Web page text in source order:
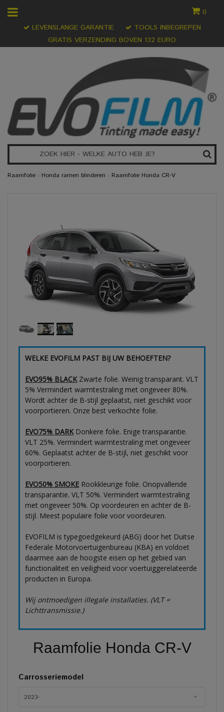
0
GRATIS VERZENDING BOVEN 132 EURO
LEVENSLANGE GARANTIE TOOLS INBEGREPEN
Raamfolie › Honda ramen blinderen › Raamfolie Honda CR-V
WELKE EVOFILM PAST BIJ UW BEHOEFTEN?
EVO95% BLACKZwarte folie. Weinig transparant. VLT
5% Vermindert warmtestraling met ongeveer 80%.
Wordt achter de B-stijl geplaatst, niet geschikt voor
voorportieren. Onze best verkochte folie.
EVO75% DARKDonkere folie. Enige transparantie.
VLT 25%. Vermindert warmtestraling met ongeveer
60%. Geplaatst achter de B-stijl, niet geschikt voor
voorportieren.
EVO50% SMOKE Rookkleurige folie. Onopvallende
transparantie. VLT 50%. Vermindert warmtestraling
met ongeveer 50%. Op voordeuren en achter de B-
stijl. Meest populaire folie voor voordeuren.
EVOFILM is typegoedgekeurd (ABG) door het Duitse
Federale Motorvoertuigenbureau (KBA) en voldoet
daarmee aan de hoogste eisen op het gebied van
functionaliteit en veiligheid voor voertuiggerelateerde
producten in Europa.
Wij ontmoedigen illegale installaties. (VLT =
Lichttransmissie.)
Raamfolie Honda CR-V
Carrosseriemodel
2023-